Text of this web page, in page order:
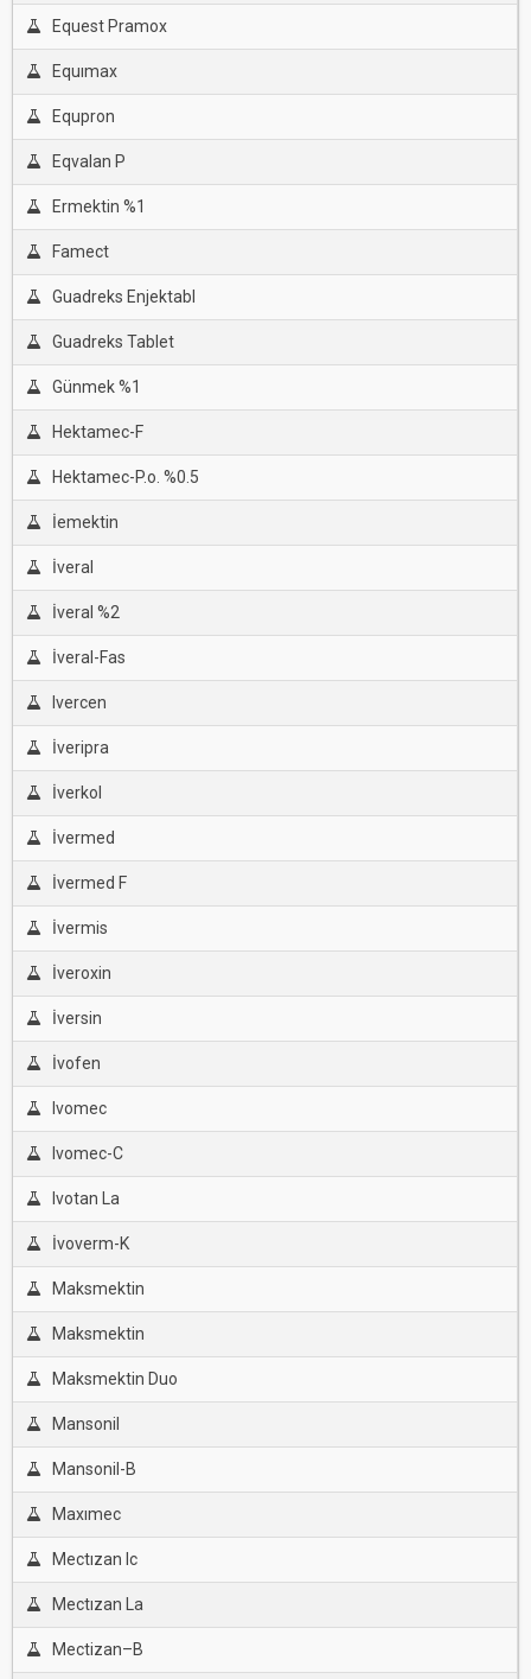
Equest Pramox
Equımax
Equpron
Eqvalan P
Ermektin %1
Famect
Guadreks Enjektabl
Guadreks Tablet
Günmek %1
Hektamec-F
Hektamec-P.o. %0.5
İemektin
İveral
İveral %2
İveral-Fas
Ivercen
İveripra
İverkol
İvermed
İvermed F
İvermis
İveroxin
İversin
İvofen
Ivomec
Ivomec-C
Ivotan La
İvoverm-K
Maksmektin
Maksmektin
Maksmektin Duo
Mansonil
Mansonil-B
Maxımec
Mectızan Ic
Mectızan La
Mectizan–B